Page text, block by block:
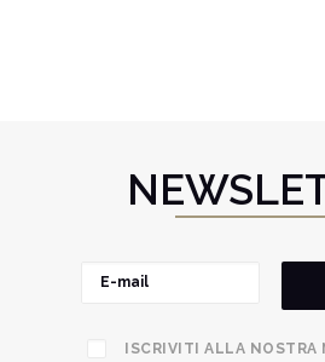
ISCRIVITI ALLA